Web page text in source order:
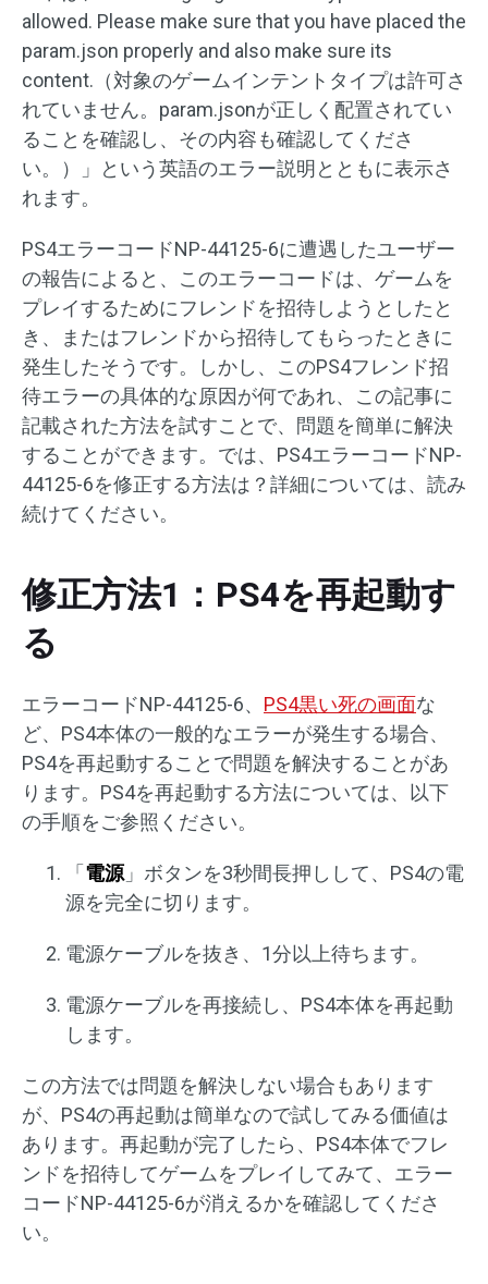
allowed. Please make sure that you have placed the
param.json properly and also make sure its
content.（対象のゲームインテントタイプは許可さ
れていません。param.jsonが正しく配置されてい
ることを確認し、その内容も確認してくださ
い。）」という英語のエラー説明とともに表示さ
れます。
PS4エラーコードNP-44125-6に遭遇したユーザー
の報告によると、このエラーコードは、ゲームを
プレイするためにフレンドを招待しようとしたと
き、またはフレンドから招待してもらったときに
発生したそうです。しかし、このPS4フレンド招
待エラーの具体的な原因が何であれ、この記事に
記載された方法を試すことで、問題を簡単に解決
することができます。では、PS4エラーコードNP-
44125-6を修正する方法は？詳細については、読み
続けてください。
修正方法1：PS4を再起動す
る
エラーコードNP-44125-6、 PS4黒い死の画面な
ど、PS4本体の一般的なエラーが発生する場合、
PS4を再起動することで問題を解決することがあ
ります。PS4を再起動する方法については、以下
の手順をご参照ください。
「 電源 」ボタンを3秒間長押しして、PS4の電
源を完全に切ります。
電源ケーブルを抜き、1分以上待ちます。
電源ケーブルを再接続し、PS4本体を再起動
します。
この方法では問題を解決しない場合もあります
が、PS4の再起動は簡単なので試してみる価値は
あります。再起動が完了したら、PS4本体でフレ
ンドを招待してゲームをプレイしてみて、エラー
コードNP-44125-6が消えるかを確認してくださ
い。